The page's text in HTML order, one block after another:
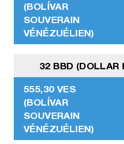
(BOLÍVAR
SOUVERAIN
VÉNÉZUÉLIEN)
32 BBD (DOLLAR
555,30 VES
(BOLÍVAR
SOUVERAIN
VÉNÉZUÉLIEN)